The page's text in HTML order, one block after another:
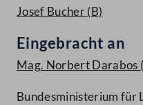
Josef Bucher(B)
Eingebracht an
Mag. Norbert Darabos
Bundesministerium für